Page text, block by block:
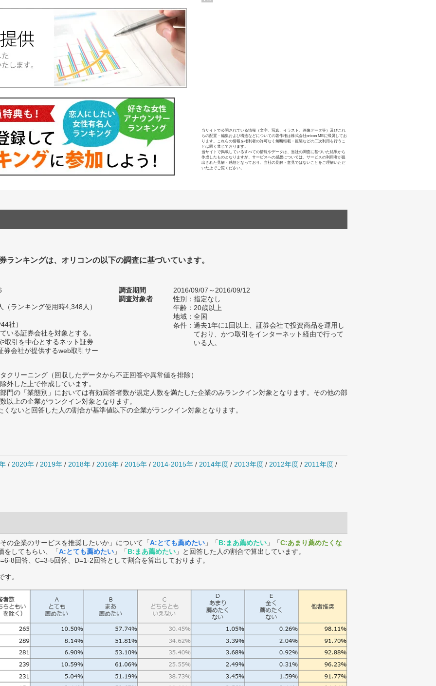
当サイトで公開されている情報（文字、写真、イラスト、画像データ等）及びこれ
らの配置・編集および構造などについての著作権は株式会社oricon MEに帰属してお
ります。これらの情報を権利者の許可なく無断転載・複製などの二次利用を行うこ
とは固く禁じております。
当サイトで掲載しているすべての情報やデータは、当社の調査に基づいた結果から
作成したものとなりますが、サービスへの感想については、サービスの利用者が提
出された見解・感想となっており、当社の見解・意見ではないことをご理解いただ
いた上でご覧ください。
ランキングは、オリコンの以下の調査に基づいています。
（ランキング使用時4,348人）
社）
いる証券会社を対象とする。
取引を中心とするネット証券
券会社が提供するweb取引サー
調査期間
2016/09/07～2016/09/12
調査対象者
性別：指定なし
年齢：20歳以上
地域：全国
条件：過去1年に1回以上、証券会社で投資商品を運用し
ており、かつ取引をインターネット経由で行って
いる人。
リーニング（回収したデータから不正回答や異常値を排除）
した上で作成しています。
門の「業態別」においては有効回答者数が規定人数を満たした企業のみランクイン対象となります。その他の部
以上の企業がランクイン対象となります。
ないと回答した人の割合が基準値以下の企業がランクイン対象となります。
/ 2020年 / 2019年 / 2018年 / 2016年 / 2015年 / 2014-2015年 / 2014年度 / 2013年度 / 2012年度 / 2011年度 /
の企業のサービスを推奨したいか」について「A:とても薦めたい 」「B:まあ薦めたい 」「C:あまり薦めたくな
をしてもらい、「A:とても薦めたい 」「B:まあ薦めたい 」と回答した人の割合で算出しています。
8回答、C=3-5回答、D=1-2回答として割合を算出しております。
。